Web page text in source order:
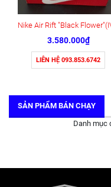
3.580.000₫
LIÊN HỆ 093.853.6742
SẢN PHẨM BÁN CHẠY
Danh mục